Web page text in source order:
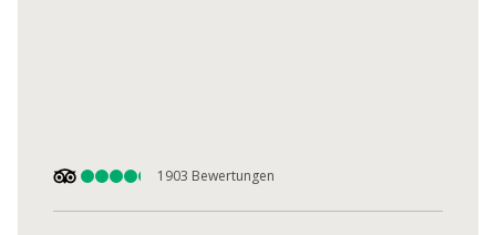
1903 Bewertungen